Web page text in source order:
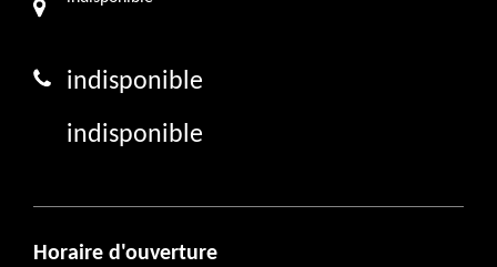
indisponible
indisponible
Horaire d'ouverture